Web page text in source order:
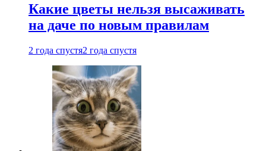
Какие цветы нельзя высаживать
на даче по новым правилам
2 года спустя2 года спустя